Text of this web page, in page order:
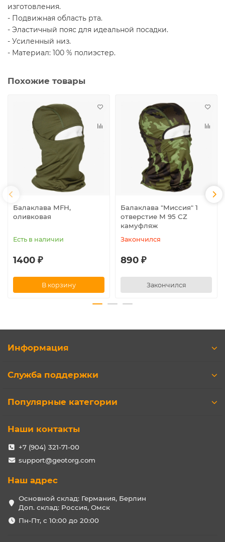
изготовления.
- Подвижная область рта.
- Эластичный пояс для идеальной посадки.
- Усиленный низ.
- Материал: 100 % полиэстер.
Похожие товары
Балаклава MFH,
оливковая
Есть в наличии
1400 ₽
В корзину
Балаклава "Миссия" 1
отверстие M 95 CZ
камуфляж
Закончился
890 ₽
Закончился
Информация
Служба поддержки
Популярные категории
Наши контакты
+7 (904) 321-71-00
support@geotorg.com
Наш адрес
Основной склад: Германия, Берлин
Доп. склад: Россия, Омск
Пн-Пт, с 10:00 до 20:00